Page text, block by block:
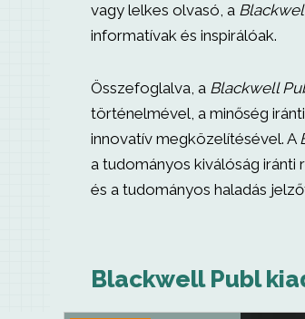
vagy lelkes olvasó, a
informatívak és inspirálóak.
Összefoglalva, a Blackwell
történelmével, a minőség
innovatív megközelítésével. A
a tudományos kiválóság
és a tudományos haladás
Blackwell Publ